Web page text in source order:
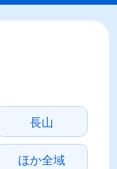
長山
ほか全域